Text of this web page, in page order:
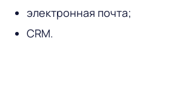
электронная почта;
CRM.